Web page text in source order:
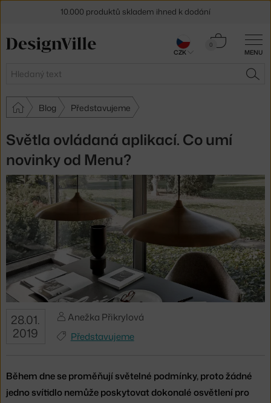
MENU
Hledat
0
Košík
Blog Představujeme
Světla ovládaná aplikací. Co umí
novinky od Menu?
28.01.
2019
Anežka Přikrylová
Představujeme
Během dne se proměňují světelné podmínky, proto žádné
jedno svítidlo nemůže poskytovat dokonalé osvětlení pro
30 dní na vrácení zboží
CZK